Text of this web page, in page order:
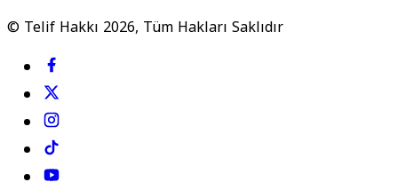
© Telif Hakkı 2026, Tüm Hakları Saklıdır